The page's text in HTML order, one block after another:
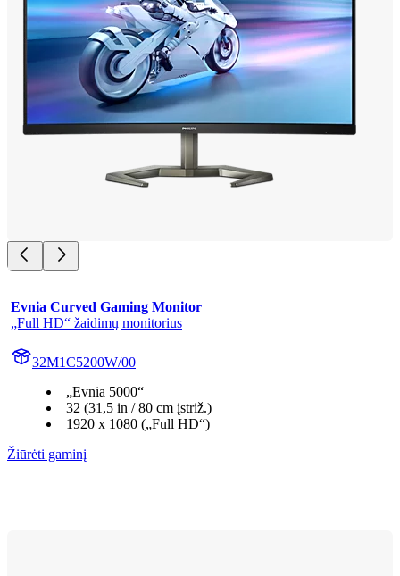
Evnia Curved Gaming Monitor
„Full HD“ žaidimų monitorius
32M1C5200W/00
„Evnia 5000“
32 (31,5 in / 80 cm įstriž.)
1920 x 1080 („Full HD“)
Žiūrėti gaminį